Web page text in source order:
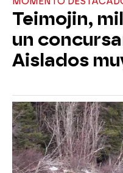
Teimojin,
un
Aislados